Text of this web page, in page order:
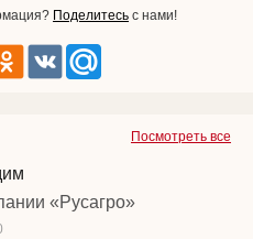
Поделитесь с нами!
Посмотреть все
«Русагро»